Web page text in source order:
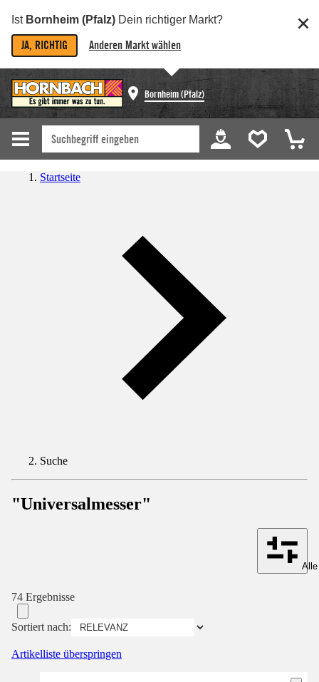
Ist Bornheim (Pfalz) Dein richtiger Markt?
JA, RICHTIG Anderen Markt wählen
Bornheim (Pfalz)
Startseite
Suche
"Universalmesser"
74 Ergebnisse
Sortiert nach:
Artikelliste überspringen